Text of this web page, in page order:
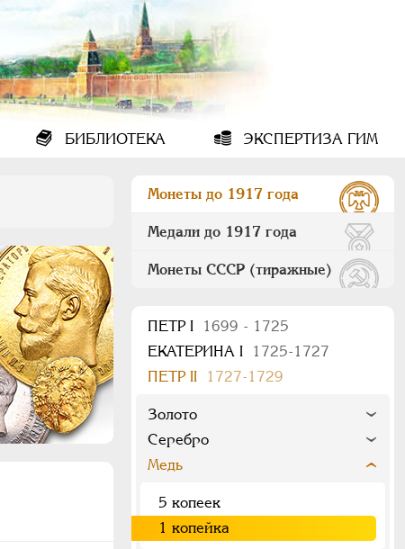
БИБЛИОТЕКА ЭКСПЕРТИЗА ГИМ
Монеты до 1917 года
Медали до 1917 года
Монеты СССР (тиражные)
ПEТР I
1699 - 1725
ЕКАТЕРИНА I
1725-1727
ПЕТР II
1727-1729
Золото
Серебро
Медь
5 копеек
1 копейка